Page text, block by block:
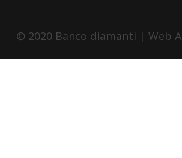
© 2020 Banco diamanti | Web